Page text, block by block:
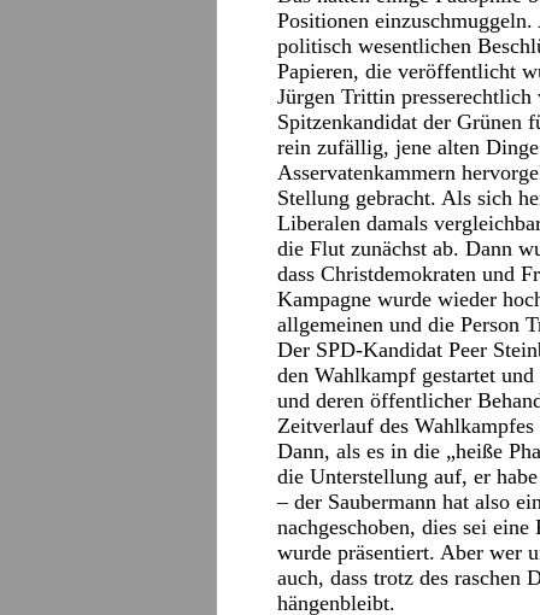
Positionen
politisch wesentlichen
Papieren, die veröffentlicht
Jürgen Trittin
Spitzenkandidat der Grünen
rein zufällig, jene alten
Asservatenkammern
Stellung gebracht. Als sich
Liberalen damals
die Flut zunächst ab. Dann
dass Christdemokraten und
Kampagne wurde wieder
allgemeinen und die Person
Der SPD-Kandidat Peer
den Wahlkampf gestartet
und deren öffentlicher
Zeitverlauf des
Dann, als es in die „heiße
die Unterstellung auf, er
– der Saubermann hat also
nachgeschoben, dies sei eine
wurde präsentiert. Aber wer
auch, dass trotz des raschen
hängenbleibt.